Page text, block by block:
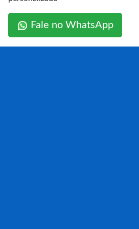
Fale no WhatsApp